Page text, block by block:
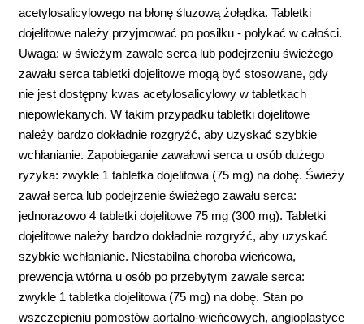
acetylosalicylowego na błonę śluzową żołądka. Tabletki
dojelitowe należy przyjmować po posiłku - połykać w całości.
Uwaga: w świeżym zawale serca lub podejrzeniu świeżego
zawału serca tabletki dojelitowe mogą być stosowane, gdy
nie jest dostępny kwas acetylosalicylowy w tabletkach
niepowlekanych. W takim przypadku tabletki dojelitowe
należy bardzo dokładnie rozgryźć, aby uzyskać szybkie
wchłanianie. Zapobieganie zawałowi serca u osób dużego
ryzyka: zwykle 1 tabletka dojelitowa (75 mg) na dobę. Świeży
zawał serca lub podejrzenie świeżego zawału serca:
jednorazowo 4 tabletki dojelitowe 75 mg (300 mg). Tabletki
dojelitowe należy bardzo dokładnie rozgryźć, aby uzyskać
szybkie wchłanianie. Niestabilna choroba wieńcowa,
prewencja wtórna u osób po przebytym zawale serca:
zwykle 1 tabletka dojelitowa (75 mg) na dobę. Stan po
wszczepieniu pomostów aortalno-wieńcowych, angioplastyce